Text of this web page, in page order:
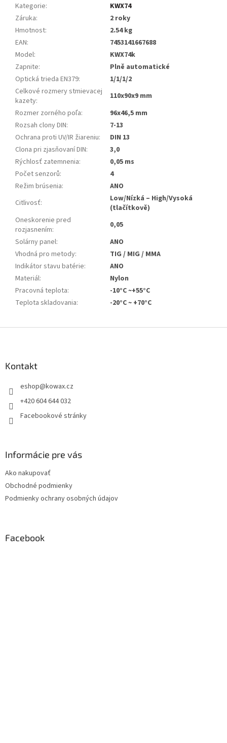
Kategorie:
KWX74
Záruka:
2 roky
Hmotnost:
2.54 kg
EAN:
7453141667688
Model:
KWX74k
Zapnite:
Plně automatické
Optická trieda EN379:
1/1/1/2
Celkové rozmery stmievacej
kazety:
110x90x9 mm
Rozmer zorného poľa:
96x46,5 mm
Rozsah clony DIN:
7-13
Ochrana proti UV/IR žiareniu:
DIN 13
Clona pri zjasňovaní DIN:
3,0
Rýchlosť zatemnenia:
0,05 ms
Počet senzorů:
4
Režim brúsenia:
ANO
Citlivosť:
Low/Nízká – High/Vysoká
(tlačítkově)
Oneskorenie pred
rozjasnením:
0,05
Solárny panel:
ANO
Vhodná pro metody:
TIG / MIG / MMA
Indikátor stavu batérie:
ANO
Materiál:
Nylon
Pracovná teplota:
-10°C ~+55°C
Teplota skladovania: -20°C ~ +70°C
Kontakt
eshop@kowax.cz
+420 604 644 032
Facebookové stránky
Informácie pre vás
Ako nakupovať
Obchodné podmienky
Podmienky ochrany osobných údajov
Facebook